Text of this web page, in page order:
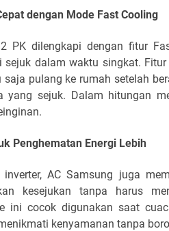
dengan Mode Fast Cooling
PK dilengkapi dengan fitur
sejuk dalam waktu singkat.
saja pulang ke rumah setelah
yang sejuk. Dalam hitungan
Penghematan Energi Lebih
AC Samsung juga
kesejukan tanpa harus
ini cocok digunakan saat
kenyamanan tanpa